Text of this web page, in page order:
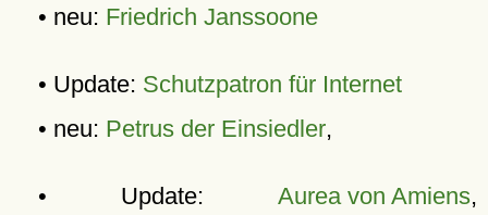
• neu: Friedrich Janssoone
• Update: Schutzpatron für Internet
• neu: Petrus der Einsiedler,
• Update: Aurea von Amiens,